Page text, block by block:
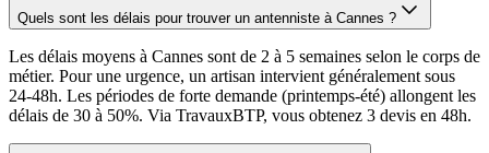
Quels sont les délais pour trouver un antenniste à Cannes ?
Les délais moyens à Cannes sont de 2 à 5 semaines selon le corps de
métier. Pour une urgence, un artisan intervient généralement sous
24-48h. Les périodes de forte demande (printemps-été) allongent les
délais de 30 à 50%. Via TravauxBTP, vous obtenez 3 devis en 48h.